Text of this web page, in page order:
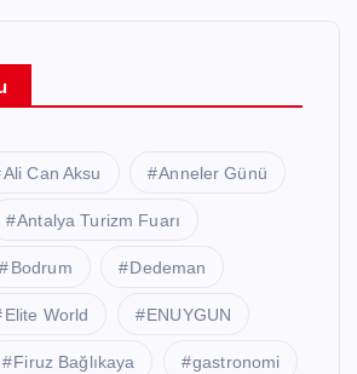
Ali Can Aksu Anneler Günü
Antalya Turizm Fuarı
Bodrum Dedeman
Elite World ENUYGUN
Firuz Bağlıkaya gastronomi